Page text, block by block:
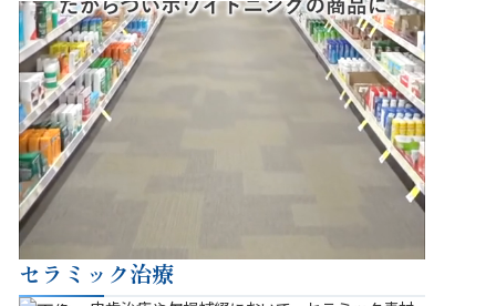
セラミック治療